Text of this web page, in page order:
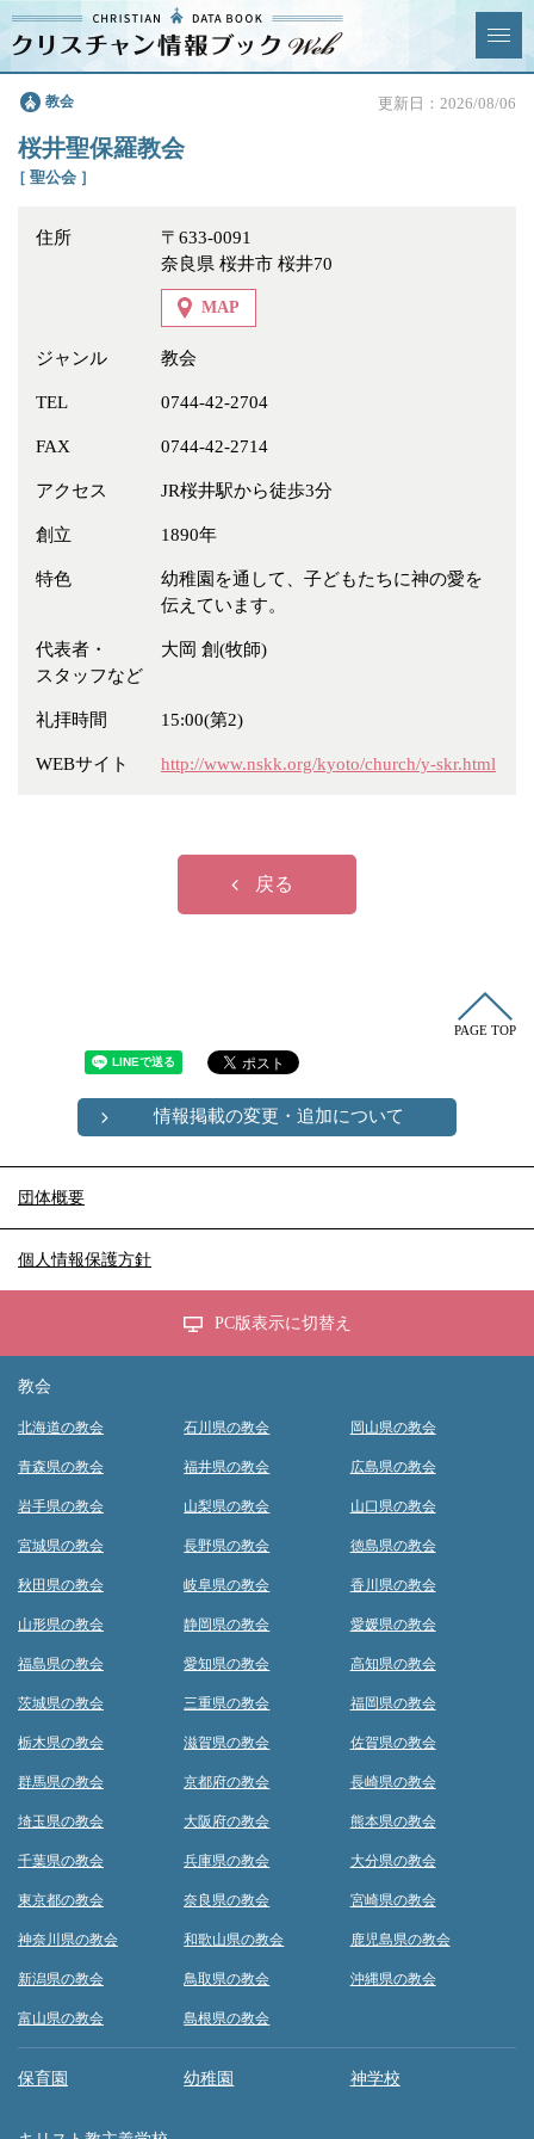
クリスチャン
情報ブックとは
News & Topics
よくあるご質問
教会
特別集会奉仕者 医療・福祉
冠婚葬祭
教団教派 宿泊・研修施設
教会 更新日：2026/08/06
桜井聖保羅教会
［ 聖公会 ］
住所
〒633-0091
奈良県 桜井市 桜井70
MAP
ジャンル 教会
TEL 0744-42-2704
FAX 0744-42-2714
アクセス JR桜井駅から徒歩3分
創立 1890年
特色
幼稚園を通して、子どもたちに神の愛を
伝えています。
代表者・
スタッフなど
大岡 創(牧師)
礼拝時間 15:00(第2)
WEBサイト http://www.nskk.org/kyoto/church/y-skr.html
戻る
PAGE TOP
情報掲載の変更・追加について
団体概要
個人情報保護方針
PC版表示に切替え
教会
北海道の教会
青森県の教会
岩手県の教会
宮城県の教会
秋田県の教会
山形県の教会
福島県の教会
茨城県の教会
栃木県の教会
群馬県の教会
埼玉県の教会
千葉県の教会
東京都の教会
神奈川県の教会
新潟県の教会
富山県の教会
石川県の教会
福井県の教会
山梨県の教会
長野県の教会
岐阜県の教会
静岡県の教会
愛知県の教会
三重県の教会
滋賀県の教会
京都府の教会
大阪府の教会
兵庫県の教会
奈良県の教会
和歌山県の教会
鳥取県の教会
島根県の教会
岡山県の教会
広島県の教会
山口県の教会
徳島県の教会
香川県の教会
愛媛県の教会
高知県の教会
福岡県の教会
佐賀県の教会
長崎県の教会
熊本県の教会
大分県の教会
宮崎県の教会
鹿児島県の教会
沖縄県の教会
保育園 幼稚園 神学校